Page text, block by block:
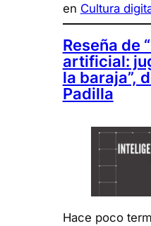
en Cultura
Reseña de
artificial:
la baraja”,
Padilla
Hace poco